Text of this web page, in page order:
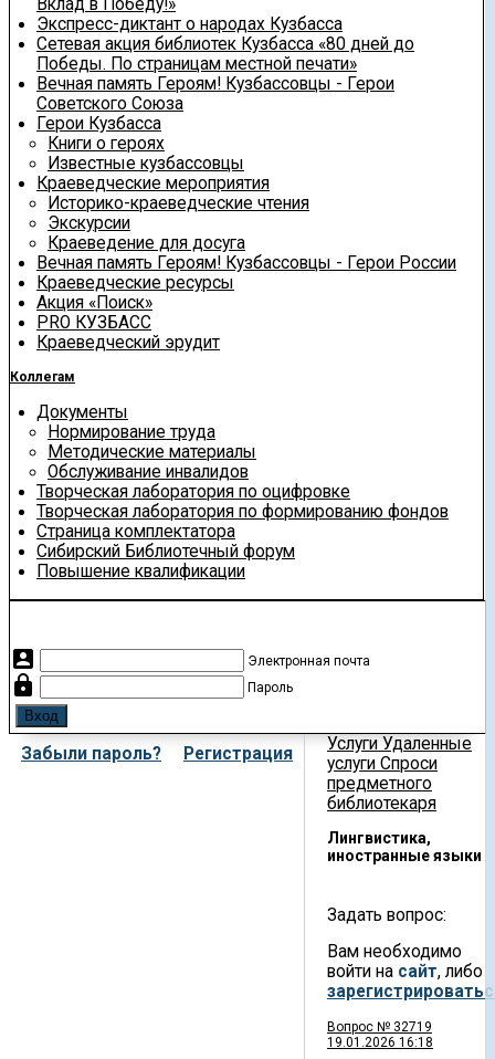
Экспресс-диктант о народах Кузбасса
Сетевая акция библиотек Кузбасса «80 дней до
Победы. По страницам местной печати»
Вечная память Героям! Кузбассовцы - Герои
Советского Союза
Герои Кузбасса
Книги о героях
Известные кузбассовцы
Краеведческие мероприятия
Историко-краеведческие чтения
Экскурсии
Краеведение для досуга
Вечная память Героям! Кузбассовцы - Герои России
Краеведческие ресурсы
Акция «Поиск»
PRO КУЗБАСС
Краеведческий эрудит
Коллегам
Документы
Нормирование труда
Методические материалы
Обслуживание инвалидов
Творческая лаборатория по оцифровке
Творческая лаборатория по формированию фондов
Страница комплектатора
Сибирский Библиотечный форум
Повышение квалификации
account_box Электронная почта
lock Пароль
Забыли пароль? Регистрация УслугиУдаленные
услуги Спроси
предметного
библиотекаря
Лингвистика,
иностранные языки
Задать вопрос:
Вам необходимо
войти на сайт, либо
Вопрос № 32719
19.01.2026 16:18